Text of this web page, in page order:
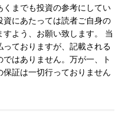
までも投資の参考にしてい
にあたっては読者ご自身の
よう、お願い致します。 当
ておりますが、記載される
はありません。万が一、ト
証は一切行っておりません